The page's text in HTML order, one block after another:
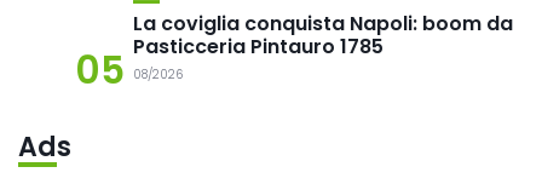
05
La coviglia conquista Napoli: boom da
Pasticceria Pintauro 1785
08/2026
Ads